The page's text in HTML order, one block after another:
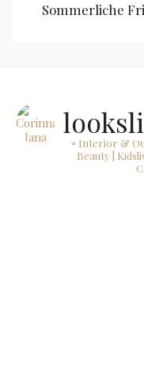
Sommerliche
▫ Interior &
Beauty |